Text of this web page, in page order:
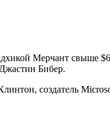
Мерчант свыше
Бибер.
создатель